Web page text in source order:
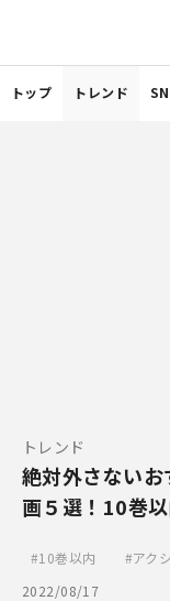
トップ トレンド
トレンド
絶対外さない
画５選！10巻以
10巻以内 アク
2022/08/17